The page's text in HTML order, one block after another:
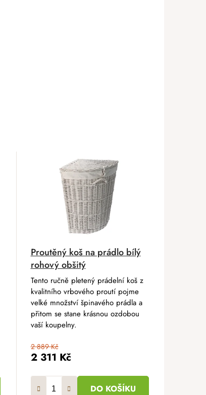
Proutěný koš na prádlo bílý
rohový obšitý
2 311 Kč
2 889 Kč
DO KOŠÍKU
Tento ručně pletený prádelní koš z
kvalitního vrbového proutí pojme
velké množství špinavého prádla a
přitom se stane krásnou ozdobou
vaší koupelny.